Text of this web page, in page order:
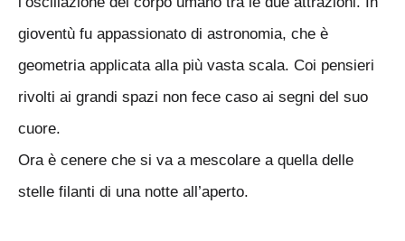
gioventù fu appassionato di astronomia, che è
geometria applicata alla più vasta scala. Coi pensieri
rivolti ai grandi spazi non fece caso ai segni del suo
cuore.
Ora è cenere che si va a mescolare a quella delle
stelle filanti di una notte all’aperto.